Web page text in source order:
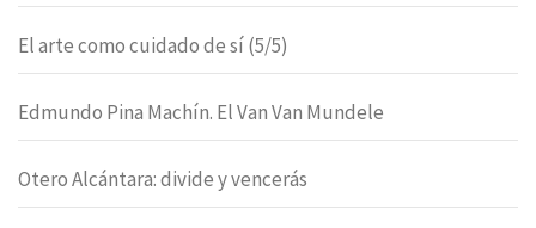
El arte como cuidado de sí (5/5)
Edmundo Pina Machín. El Van Van Mundele
Otero Alcántara: divide y vencerás